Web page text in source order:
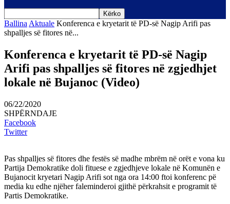
Ballina Aktuale Konferenca e kryetarit të PD-së Nagip Arifi pas
shpalljes së fitores në...
Konferenca e kryetarit të PD-së Nagip
Arifi pas shpalljes së fitores në zgjedhjet
lokale në Bujanoc (Video)
06/22/2020
SHPËRNDAJE
Facebook
Twitter
Pas shpalljes së fitores dhe festës së madhe mbrëm në orët e vona ku
Partija Demokratike doli fituese e zgjedhjeve lokale në Komunën e
Bujanocit kryetari Nagip Arifi sot nga ora 14:00 ftoi konferenc pë
media ku edhe njëher faleminderoi gjithë përkrahsit e programit të
Partis Demokratike.